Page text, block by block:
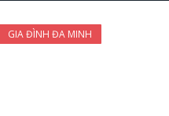
GIA ĐÌNH ĐA MINH